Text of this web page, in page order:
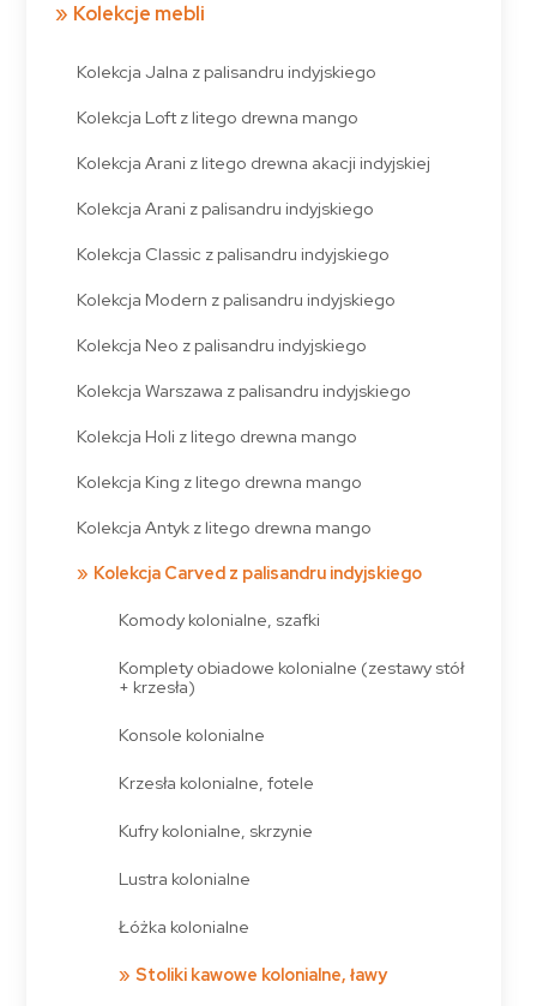
Kolekcje mebli
Kolekcja Jalna z palisandru indyjskiego
Kolekcja Loft z litego drewna mango
Kolekcja Arani z litego drewna akacji indyjskiej
Kolekcja Arani z palisandru indyjskiego
Kolekcja Classic z palisandru indyjskiego
Kolekcja Modern z palisandru indyjskiego
Kolekcja Neo z palisandru indyjskiego
Kolekcja Warszawa z palisandru indyjskiego
Kolekcja Holi z litego drewna mango
Kolekcja King z litego drewna mango
Kolekcja Antyk z litego drewna mango
Kolekcja Carved z palisandru indyjskiego
Komody kolonialne, szafki
Komplety obiadowe kolonialne (zestawy stół
+ krzesła)
Konsole kolonialne
Krzesła kolonialne, fotele
Kufry kolonialne, skrzynie
Lustra kolonialne
Łóżka kolonialne
Stoliki kawowe kolonialne, ławy